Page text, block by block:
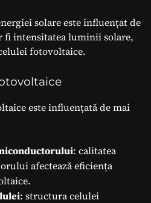
solare este influențat de
intensitatea luminii solare,
fotovoltaice.
este influențată de mai
: calitatea
afectează eficiența
: structura celulei